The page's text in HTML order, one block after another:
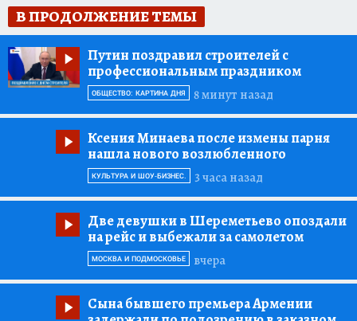
В ПРОДОЛЖЕНИЕ ТЕМЫ
Путин поздравил строителей с
профессиональным праздником
8 минут назад
ОБЩЕСТВО: КАРТИНА ДНЯ
Ксения Минаева после измены парня
нашла нового возлюбленного
3 часа назад
КУЛЬТУРА И ШОУ-БИЗНЕС.
Две девушки в Шереметьево опоздали
на рейс и выбежали за самолетом
вчера
МОСКВА И ПОДМОСКОВЬЕ
Сына бывшего премьера Армении